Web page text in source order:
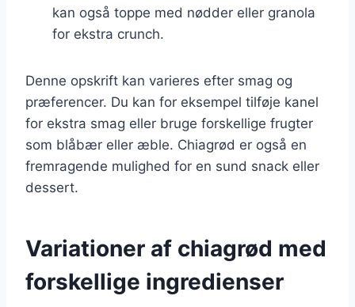
kan også toppe med nødder eller granola
for ekstra crunch.
Denne opskrift kan varieres efter smag og
præferencer. Du kan for eksempel tilføje kanel
for ekstra smag eller bruge forskellige frugter
som blåbær eller æble. Chiagrød er også en
fremragende mulighed for en sund snack eller
dessert.
Variationer af chiagrød med
forskellige ingredienser